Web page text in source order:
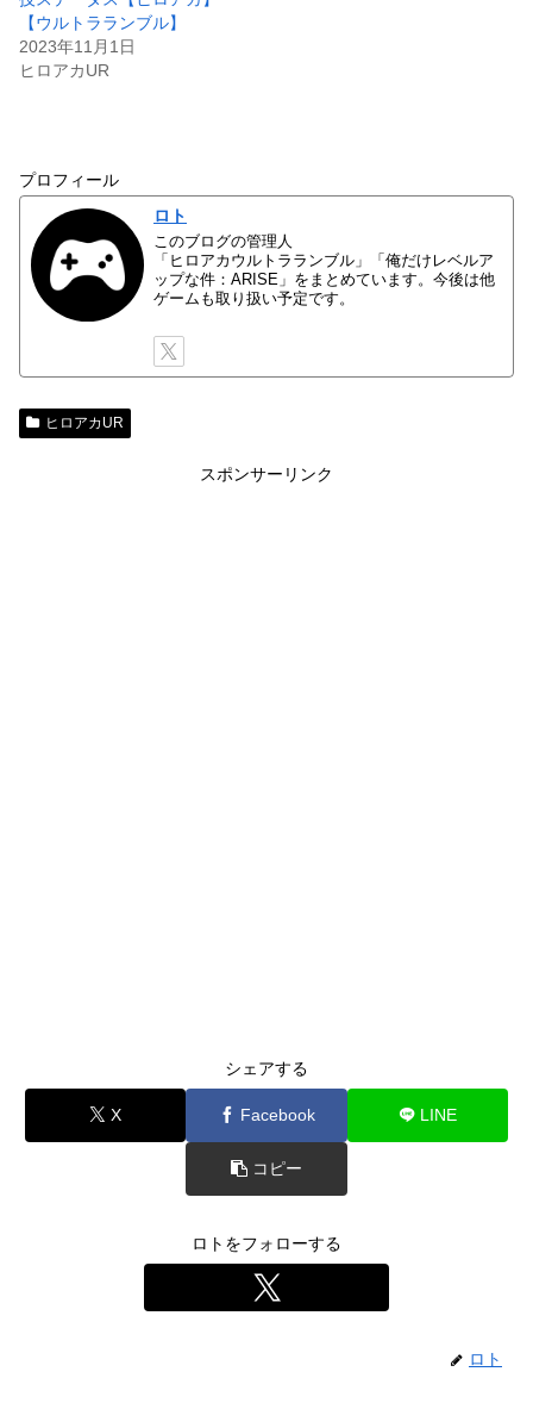
【ウルトラランブル】
2023年11月1日
ヒロアカUR
プロフィール
ロト
このブログの管理人
「ヒロアカウルトラランブル」「俺だけレベルア
ップな件：ARISE」をまとめています。今後は他
ゲームも取り扱い予定です。
ヒロアカUR
スポンサーリンク
シェアする
X Facebook LINE
コピー
ロトをフォローする
ロト